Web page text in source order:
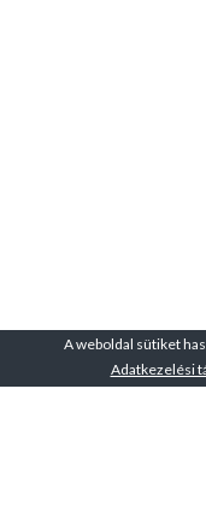
A weboldal sütiket
Adatkezelési